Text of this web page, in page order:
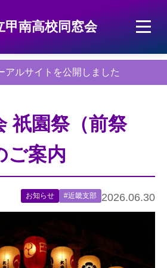
甲南高校同窓会
アルサイトを公開しました
祇園祭（前祭
ご案内
お知らせ #近畿支部 2026.06.30